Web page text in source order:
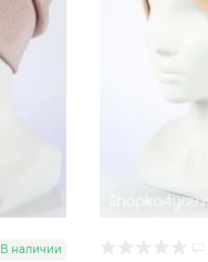
В наличии